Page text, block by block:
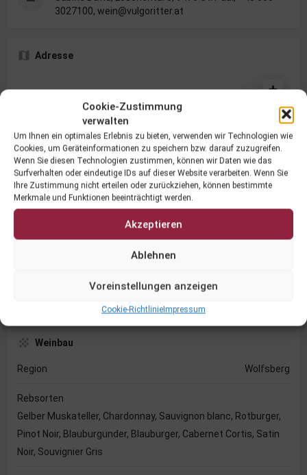
Cookie-Zustimmung
verwalten
Um Ihnen ein optimales Erlebnis zu bieten, verwenden wir Technologien wie
Cookies, um Geräteinformationen zu speichern bzw. darauf zuzugreifen.
Wenn Sie diesen Technologien zustimmen, können wir Daten wie das
Surfverhalten oder eindeutige IDs auf dieser Website verarbeiten. Wenn Sie
Ihre Zustimmung nicht erteilen oder zurückziehen, können bestimmte
Merkmale und Funktionen beeinträchtigt werden.
Akzeptieren
Ablehnen
Voreinstellungen anzeigen
Cookie-RichtlinieImpressum
3027100, wein@vulgoritter.at
Adresse
Loschental 8, 9470 Sankt Paul im
Weinbau
Region Wolfsberg
Rebsorten
Gelber Muskateller, Chardonnay, Sauvignon blanc, Rotburger,
Pinot Noir, Blauburgunder, Blauburger, Cabernet Cortis, Satin
Noir, Souvignier Gris